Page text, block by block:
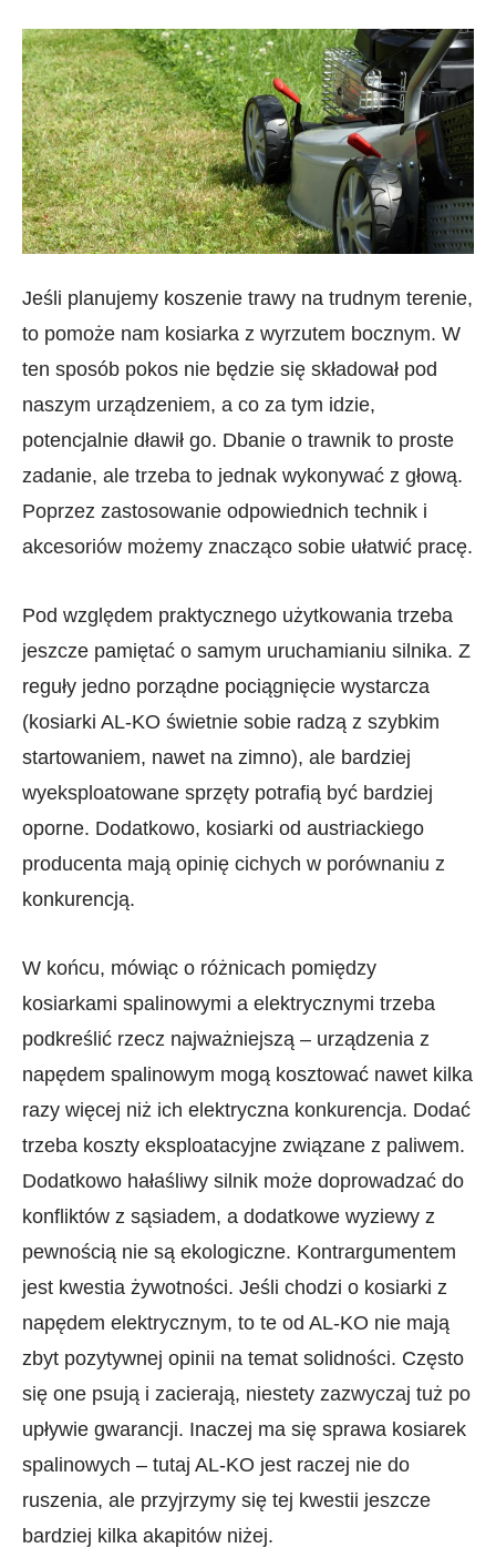
Jeśli planujemy koszenie trawy na trudnym terenie,
to pomoże nam kosiarka z wyrzutem bocznym. W
ten sposób pokos nie będzie się składował pod
naszym urządzeniem, a co za tym idzie,
potencjalnie dławił go. Dbanie o trawnik to proste
zadanie, ale trzeba to jednak wykonywać z głową.
Poprzez zastosowanie odpowiednich technik i
akcesoriów możemy znacząco sobie ułatwić pracę.
Pod względem praktycznego użytkowania trzeba
jeszcze pamiętać o samym uruchamianiu silnika. Z
reguły jedno porządne pociągnięcie wystarcza
(kosiarki AL-KO świetnie sobie radzą z szybkim
startowaniem, nawet na zimno), ale bardziej
wyeksploatowane sprzęty potrafią być bardziej
oporne. Dodatkowo, kosiarki od austriackiego
producenta mają opinię cichych w porównaniu z
konkurencją.
W końcu, mówiąc o różnicach pomiędzy
kosiarkami spalinowymi a elektrycznymi trzeba
podkreślić rzecz najważniejszą – urządzenia z
napędem spalinowym mogą kosztować nawet kilka
razy więcej niż ich elektryczna konkurencja. Dodać
trzeba koszty eksploatacyjne związane z paliwem.
Dodatkowo hałaśliwy silnik może doprowadzać do
konfliktów z sąsiadem, a dodatkowe wyziewy z
pewnością nie są ekologiczne. Kontrargumentem
jest kwestia żywotności. Jeśli chodzi o kosiarki z
napędem elektrycznym, to te od AL-KO nie mają
zbyt pozytywnej opinii na temat solidności. Często
się one psują i zacierają, niestety zazwyczaj tuż po
upływie gwarancji. Inaczej ma się sprawa kosiarek
spalinowych – tutaj AL-KO jest raczej nie do
ruszenia, ale przyjrzymy się tej kwestii jeszcze
bardziej kilka akapitów niżej.